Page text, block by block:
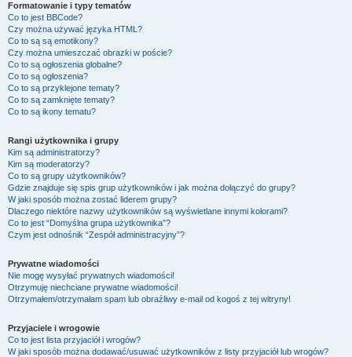
Formatowanie i typy tematów
Co to jest BBCode?
Czy można używać języka HTML?
Co to są są emotikony?
Czy można umieszczać obrazki w poście?
Co to są ogłoszenia globalne?
Co to są ogłoszenia?
Co to są przyklejone tematy?
Co to są zamknięte tematy?
Co to są ikony tematu?
Rangi użytkownika i grupy
Kim są administratorzy?
Kim są moderatorzy?
Co to są grupy użytkowników?
Gdzie znajduje się spis grup użytkowników i jak można dołączyć do grupy?
W jaki sposób można zostać liderem grupy?
Dlaczego niektóre nazwy użytkowników są wyświetlane innymi kolorami?
Co to jest “Domyślna grupa użytkownika”?
Czym jest odnośnik “Zespół administracyjny”?
Prywatne wiadomości
Nie mogę wysyłać prywatnych wiadomości!
Otrzymuję niechciane prywatne wiadomości!
Otrzymałem/otrzymałam spam lub obraźliwy e-mail od kogoś z tej witryny!
Przyjaciele i wrogowie
Co to jest lista przyjaciół i wrogów?
W jaki sposób można dodawać/usuwać użytkowników z listy przyjaciół lub wrogów?